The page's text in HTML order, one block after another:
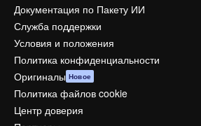
Документация по Пакету ИИ
Служба поддержки
Условия и положения
Политика конфиденциальности
Оригиналы Новое
Политика файлов cookie
Центр доверия